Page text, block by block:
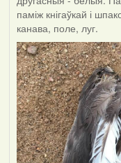
паміж кнігаўкай і
канава, поле, луг.